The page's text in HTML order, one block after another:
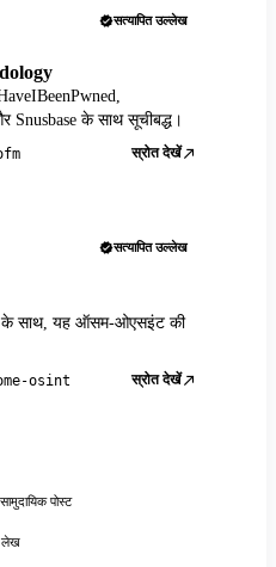
सत्यापित उल्लेख
Snusbase के साथ सूचीबद्ध।
स्रोत देखें
सत्यापित उल्लेख
के साथ, यह ऑसम-ओएसइंट की
osint स्रोत देखें
सामुदायिक पोस्ट
लेख